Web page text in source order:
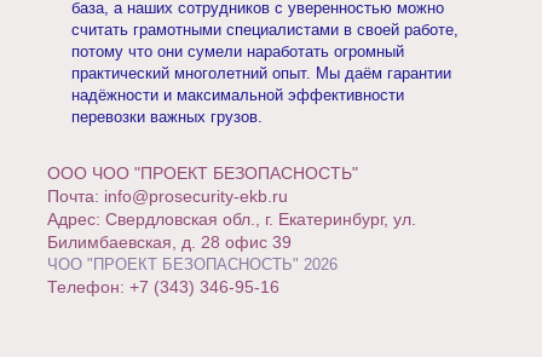
база, а наших сотрудников с уверенностью можно
считать грамотными специалистами в своей работе,
потому что они сумели наработать огромный
практический многолетний опыт. Мы даём гарантии
надёжности и максимальной эффективности
перевозки важных грузов.
ООО ЧОО "ПРОЕКТ БЕЗОПАСНОСТЬ"
Почта: info@prosecurity-ekb.ru
Адрес: Свердловская обл., г. Екатеринбург, ул.
Билимбаевская, д. 28 офис 39
ЧОО "ПРОЕКТ БЕЗОПАСНОСТЬ" 2026
Телефон: +7 (343) 346-95-16